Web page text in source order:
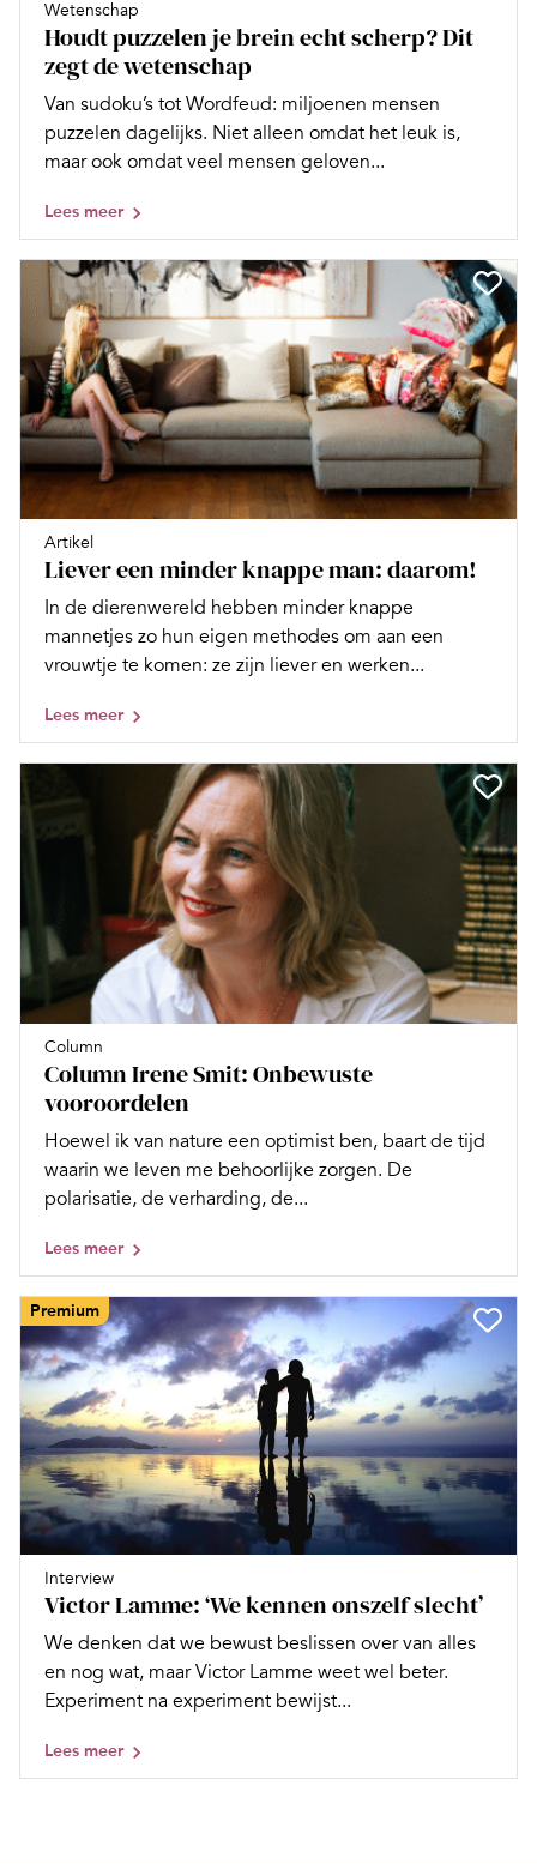
Wetenschap
Houdt puzzelen je brein echt scherp? Dit
zegt de wetenschap
Van sudoku’s tot Wordfeud: miljoenen mensen
puzzelen dagelijks. Niet alleen omdat het leuk is,
maar ook omdat veel mensen geloven...
Lees meer
Artikel
Liever een minder knappe man: daarom!
In de dierenwereld hebben minder knappe
mannetjes zo hun eigen methodes om aan een
vrouwtje te komen: ze zijn liever en werken...
Lees meer
Column
Column Irene Smit: Onbewuste
vooroordelen
Hoewel ik van nature een optimist ben, baart de tijd
waarin we leven me behoorlijke zorgen. De
polarisatie, de verharding, de...
Lees meer
Premium
Interview
Victor Lamme: ‘We kennen onszelf slecht’
We denken dat we bewust beslissen over van alles
en nog wat, maar Victor Lamme weet wel beter.
Experiment na experiment bewijst...
Lees meer